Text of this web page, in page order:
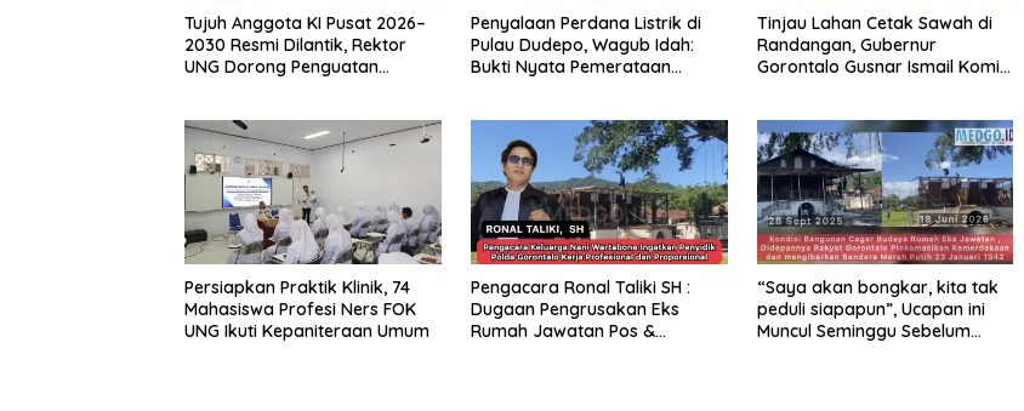
Tujuh Anggota KI Pusat 2026–
2030 Resmi Dilantik, Rektor
UNG Dorong Penguatan
Penyalaan Perdana Listrik di
Pulau Dudepo, Wagub Idah:
Bukti Nyata Pemerataan
Tinjau Lahan Cetak Sawah di
Randangan, Gubernur
Gorontalo Gusnar Ismail Komit
Persiapkan Praktik Klinik, 74
Mahasiswa Profesi Ners FOK
UNG Ikuti Kepaniteraan Umum
Pengacara Ronal Taliki SH :
Dugaan Pengrusakan Eks
Rumah Jawatan Pos &
“Saya akan bongkar, kita tak
peduli siapapun”, Ucapan ini
Muncul Seminggu Sebelum